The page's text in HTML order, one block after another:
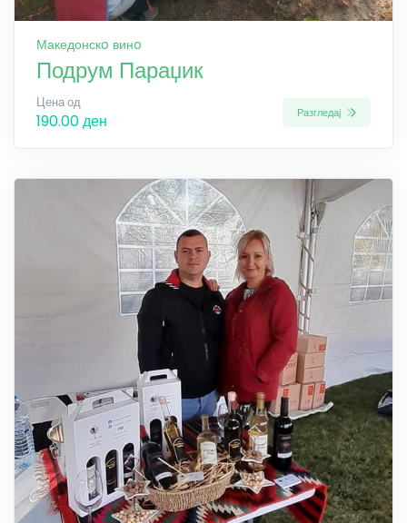
Македонскo винo
Подрум Параџик
Цена од
190.00 ден Разгледај